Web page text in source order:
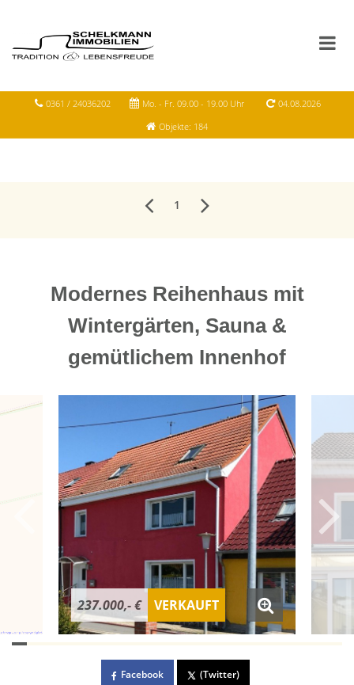
0361 / 24036202 Mo. - Fr. 09.00 - 19.00 Uhr
04.08.2026
Objekte: 184
1
Modernes Reihenhaus mit
Wintergärten, Sauna &
gemütlichem Innenhof
237.000,- € VERKAUFT
Facebook (Twitter)